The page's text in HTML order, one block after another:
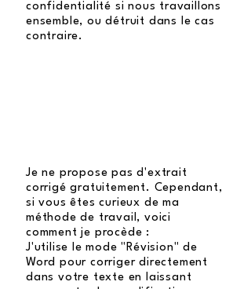
confidentialité si nous travaillons
ensemble, ou détruit dans le cas
contraire.
Je ne propose pas d'extrait
corrigé gratuitement. Cependant,
si vous êtes curieux de ma
méthode de travail, voici
comment je procède :
J'utilise le mode "Révision" de
Word pour corriger directement
dans votre texte en laissant